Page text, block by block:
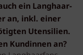
ein Langhaar-
an, inkl. einer
Utensilien.
Kundinnen an?